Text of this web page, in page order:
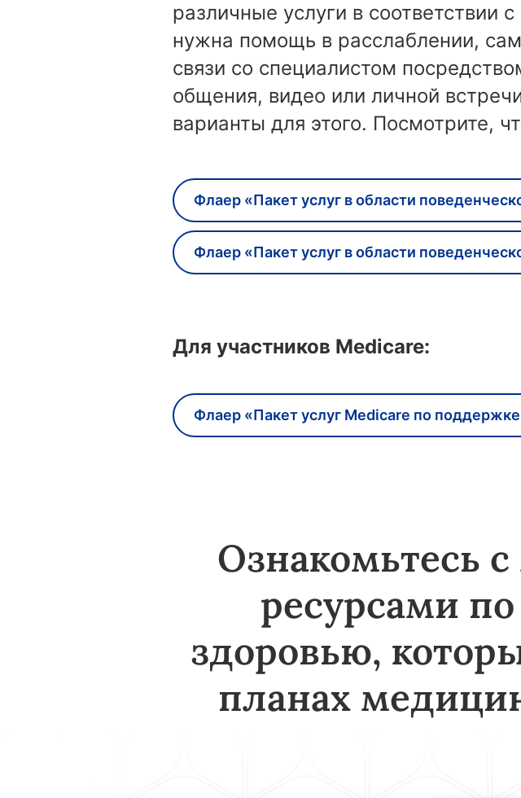
различные услуги в соответствии
нужна помощь в расслаблении,
связи со специалистом
общения, видео или личной
варианты для этого. Посмотрите,
Флаер «Пакет услуг в области
Флаер «Пакет услуг в области
Для участников Medicare:
Флаер «Пакет услуг Medicare по
Ознакомьтесь
ресурсами
здоровью,
планах